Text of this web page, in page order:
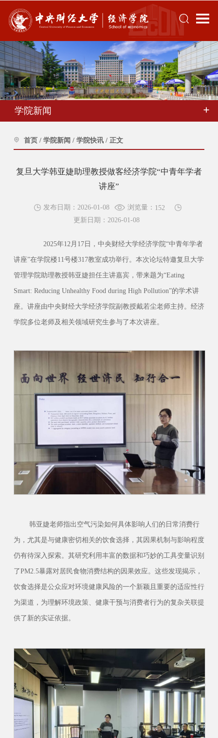
学院新闻
首页 / 学院新闻 / 学院快讯 / 正文
复旦大学韩亚婕助理教授做客经济学院“中青年学者
讲座”
发布日期：2026-01-08 浏览量： 152
更新日期：2026-01-08
2025年12 月 17日，中央财经大学经济学院“中青年学者
讲座”在学院楼11号楼317教室成功举行。本次论坛特邀复旦大学
管理学院助理教授韩亚婕担任主讲嘉宾，带来题为“Eating
Smart: Reducing Unhealthy Food during High Pollution”的学术讲
座。讲座由中央财经大学经济学院副教授戴若尘老师主持。经济
学院多位老师及相关领域研究生参与了本次讲座。
韩亚婕老师指出空气污染如何具体影响人们的日常消费行
为，尤其是与健康密切相关的饮食选择，其因果机制与影响程度
仍有待深入探索。其研究利用丰富的数据和巧妙的工具变量识别
了PM2.5暴露对居民食物消费结构的因果效应。这些发现揭示，
饮食选择是公众应对环境健康风险的一个新颖且重要的适应性行
为渠道，为理解环境政策、健康干预与消费者行为的复杂关联提
供了新的实证依据。